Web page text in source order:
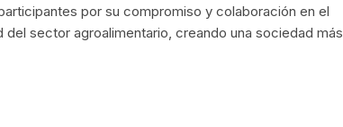
por su compromiso y colaboración en el
sector agroalimentario, creando una sociedad más